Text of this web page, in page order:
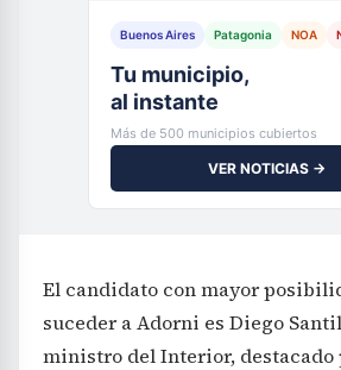
Buenos Aires Patagonia NOA
Tu municipio,
al instante
Más de 500 municipios cubiertos
VER NOTICIAS →
El candidato con mayor
suceder a Adorni es Diego
ministro del Interior, destacado